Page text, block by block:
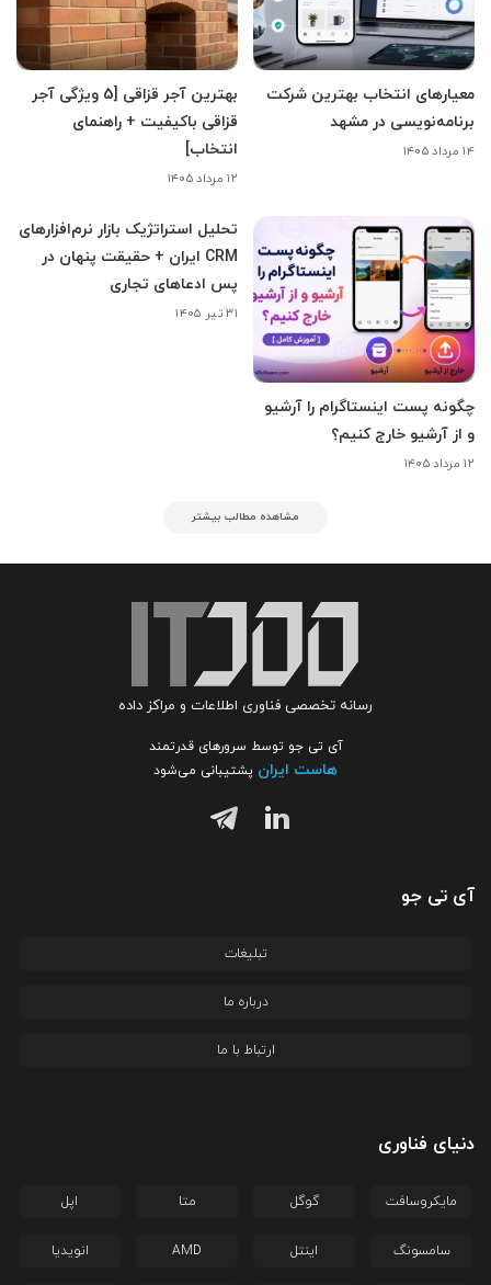
معیارهای انتخاب بهترین شرکت
برنامه‌نویسی در مشهد
۱۴ مرداد ۱۴۰۵
بهترین آجر قزاقی [5 ویژگی آجر
قزاقی باکیفیت + راهنمای
انتخاب]
۱۲ مرداد ۱۴۰۵
چگونه پست اینستاگرام را آرشیو
و از آرشیو خارج کنیم؟
۱۲ مرداد ۱۴۰۵
تحلیل استراتژیک بازار نرم‌افزارهای
CRM ایران + حقیقت پنهان در
پس ادعاهای تجاری
۳۱ تیر ۱۴۰۵
مشاهده مطالب بیشتر
رسانه تخصصی فناوری اطلاعات و مراکز داده
آی تی جو توسط سرورهای قدرتمند
هاست ایران پشتیبانی می‌شود
آی تی جو
تبلیغات
درباره ما
ارتباط با ما
دنیای فناوری
مایکروسافت گوگل متا اپل
سامسونگ اینتل AMD انویدیا